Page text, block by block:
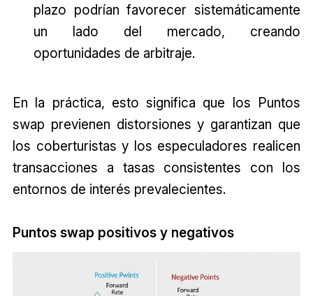
plazo podrían favorecer sistemáticamente
un lado del mercado, creando
oportunidades de arbitraje.
En la práctica, esto significa que los Puntos
swap previenen distorsiones y garantizan que
los coberturistas y los especuladores realicen
transacciones a tasas consistentes con los
entornos de interés prevalecientes.
Puntos swap positivos y negativos